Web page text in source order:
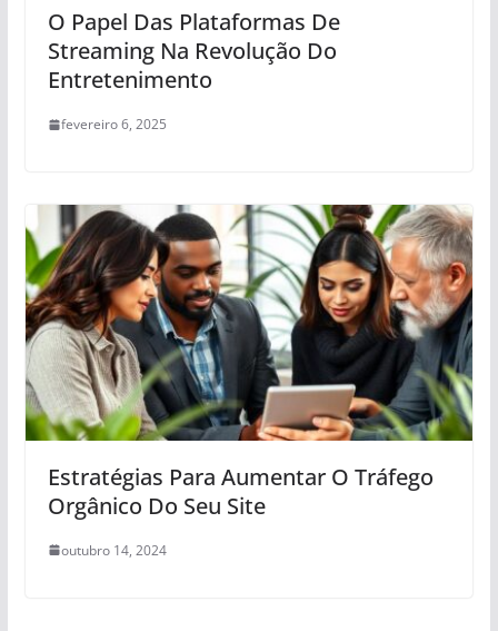
O Papel Das Plataformas De
Streaming Na Revolução Do
Entretenimento
fevereiro 6, 2025
Estratégias Para Aumentar O Tráfego
Orgânico Do Seu Site
outubro 14, 2024